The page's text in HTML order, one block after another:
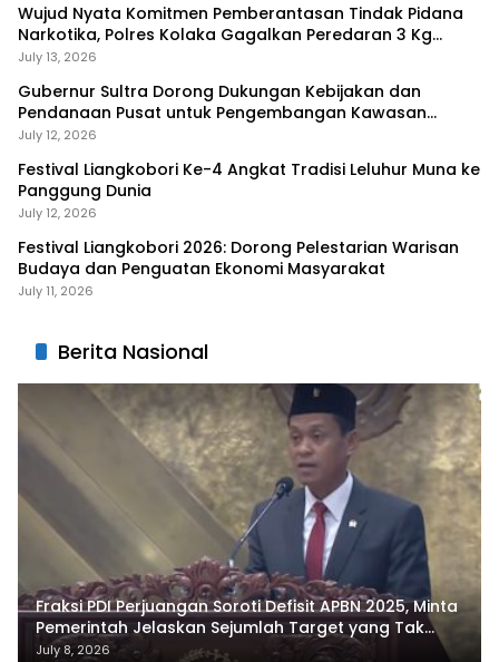
Wujud Nyata Komitmen Pemberantasan Tindak Pidana
Narkotika, Polres Kolaka Gagalkan Peredaran 3 Kg
Sabu-Sabu
July 13, 2026
Gubernur Sultra Dorong Dukungan Kebijakan dan
Pendanaan Pusat untuk Pengembangan Kawasan
Liangkobhori
July 12, 2026
Festival Liangkobori Ke-4 Angkat Tradisi Leluhur Muna ke
Panggung Dunia
July 12, 2026
Festival Liangkobori 2026: Dorong Pelestarian Warisan
Budaya dan Penguatan Ekonomi Masyarakat
July 11, 2026
Berita Nasional
Fraksi PDI Perjuangan Soroti Defisit APBN 2025, Minta
Pemerintah Jelaskan Sejumlah Target yang Tak
Tercapai
July 8, 2026